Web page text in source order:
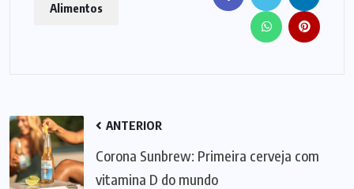
Alimentos
ANTERIOR
Corona Sunbrew: Primeira cerveja com
vitamina D do mundo